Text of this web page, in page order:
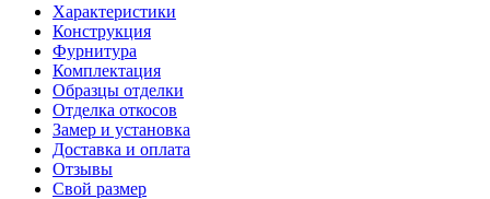
Характеристики
Конструкция
Фурнитура
Комплектация
Образцы отделки
Отделка откосов
Замер и установка
Доставка и оплата
Отзывы
Свой размер